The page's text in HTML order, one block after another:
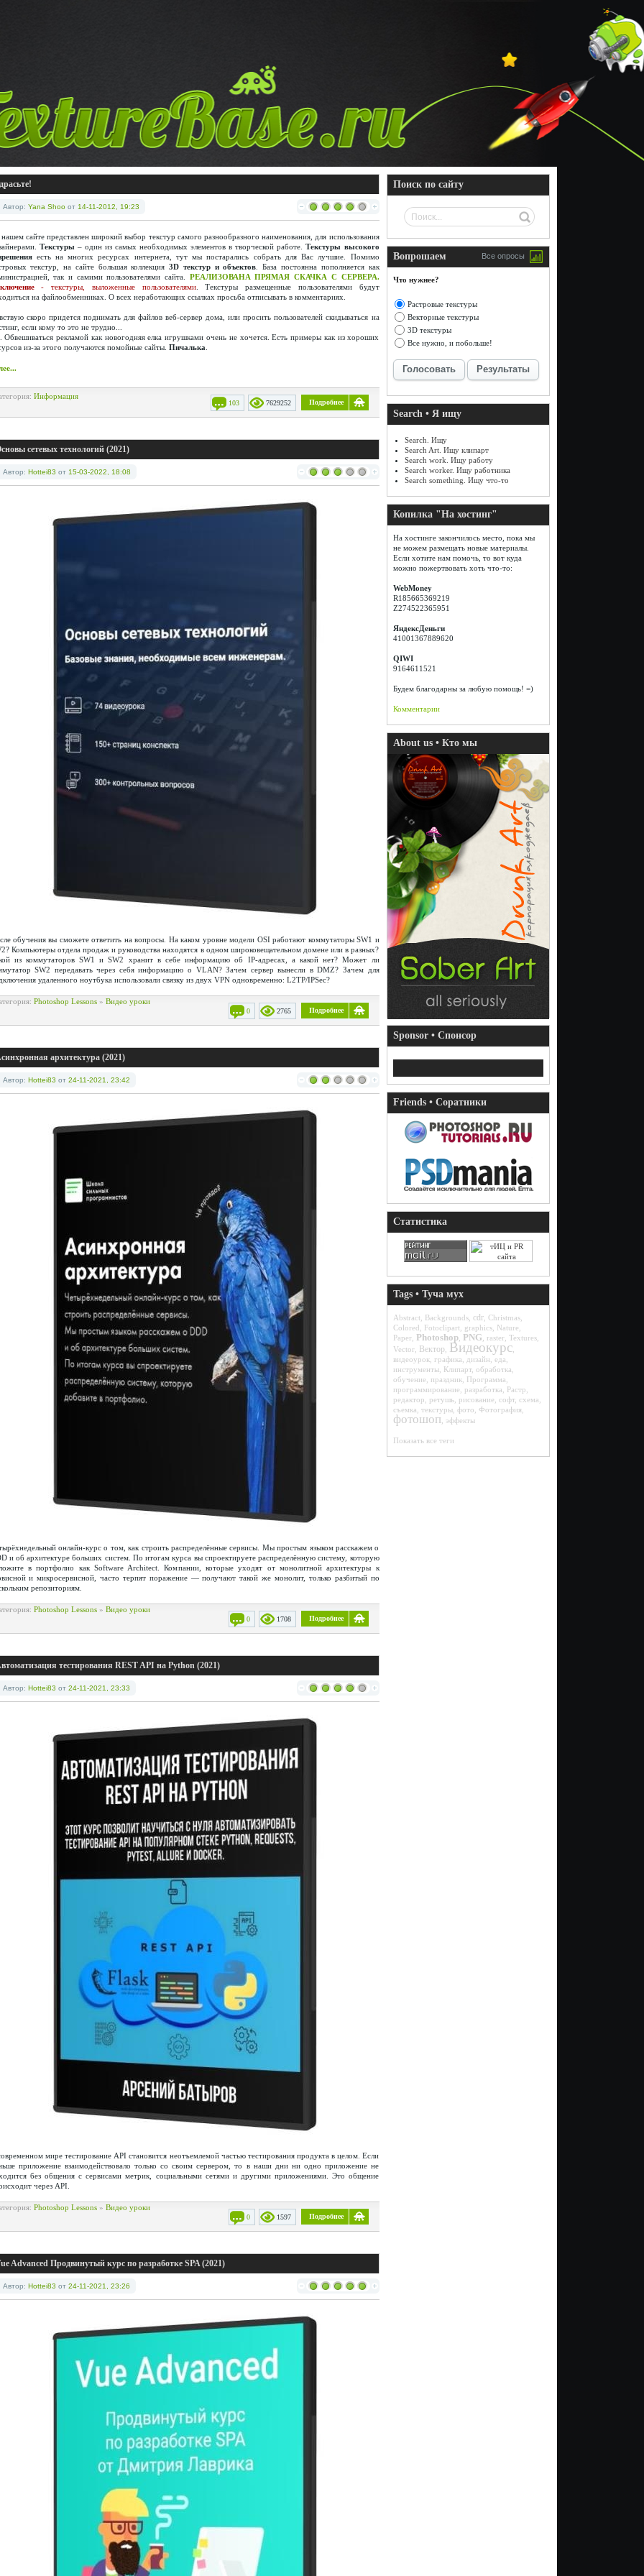
Автор: Yana Shooот 14-11-2012, 19:23
сайте представлен широкий выбор текстур самого разнообразного наименования, для использования
Текстуры– один из самых необходимых элементов в творческой работе.Текстуры высокого
есть на многих ресурсах интернета, тут мы постарались собрать для Вас лучшие. Помимо
текстур, на сайте большая коллекция3D текстур и объектов . База постоянна пополняется как
так и самими пользователями сайта. РЕАЛИЗОВАНА ПРЯМАЯ СКАЧКА С СЕРВЕРА.
- текстуры, выложенные пользователями. Текстуры размещенные пользователями будут
на файлообменниках. О всех неработающих ссылках просьба отписывать в комментариях.
скоро придется поднимать для файлов веб-сервер дома, или просить пользователей скидываться на
если кому то это не трудно...
Обвешиваться рекламой как новогодняя елка игрушками очень не хочется. Есть примеры как из хороших
из-за этого получаются помойные сайты. Пичалька
Информация
Подробнее
7629252
103
сетевых технологий (2021)
Автор: Hottei83 от 15-03-2022, 18:08
обучения вы сможете ответить на вопросы. На каком уровне модели OSI работают коммутаторы SW1 и
Компьютеры отдела продаж и руководства находятся в одном широковещательном домене или в разных?
из коммутаторов SW1 и SW2 хранит в себе информацию об IP-адресах, а какой нет? Может ли
SW2 передавать через себя информацию о VLAN? Зачем сервер вынесли в DMZ? Зачем для
удаленного ноутбука использовали связку из двух VPN одновременно: L2TP/IPSec?
Photoshop Lessons» Видео уроки
Подробнее
2765
0
архитектура (2021)
Автор: Hottei83 от 24-11-2021, 23:42
онлайн-курс о том, как строить распределённые сервисы. Мы простым языком расскажем о
и об архитектуре больших систем. По итогам курса вы спроектируете распределённую систему, которую
в портфолио как Software Architect. Компании, которые уходят от монолитной архитектуры к
и микросервисной, часто терпят поражение — получают такой же монолит, только разбитый по
репозиториям.
Photoshop Lessons» Видео уроки
Подробнее
1708
0
тестирования REST API на Python (2021)
Автор: Hottei83 от 24-11-2021, 23:33
мире тестирование API становится неотъемлемой частью тестирования продукта в целом. Если
приложение взаимодействовало только со своим сервером, то в наши дни ни одно приложение не
без общения с сервисами метрик, социальными сетями и другими приложениями. Это общение
через API.
Photoshop Lessons» Видео уроки
Подробнее
1597
0
Advanced Продвинутый курс по разработке SPA (2021)
Автор: Hottei83 от 24-11-2021, 23:26
Поиск по сайту
Вопрошаем Все опросы
Что нужнее?
Растровые текстуры
Векторные текстуры
3D текстуры
Все нужно, и побольше!
Голосовать Результаты
Search • Я ищу
Search. Ищу
Search Art. Ищу клипарт
Search work. Ищу работу
Search worker. Ищу работника
Search something. Ищу что-то
Копилка "На хостинг"
На хостинге закончилось место, пока мы
не можем размещать новые материалы.
Если хотите нам помочь, то вот куда
можно пожертвовать хоть что-то:
WebMoney
R185665369219
Z274522365951
ЯндексДеньги
41001367889620
QIWI
9164611521
Будем благодарны за любую помощь! =)
Комментарии
About us • Кто мы
Sponsor • Спонсор
Friends • Соратники
Статистика
Tags • Туча мух
Abstract Backgrounds, cdr, Christmas,
Colored
Fotoclipart graphics, Nature
Paper, Photoshop, PNG raster, Textures,
Vector, Вектор, Видеокурс,
видеоурок, графика дизайн еда
инструменты, Клипарт, обработка
обучение
праздник, Программа
программирование
разработка Растр
редактор
ретушь, рисование софт, схема
съемка текстуры, фото Фотография,
фотошоп эффекты
Показать все теги